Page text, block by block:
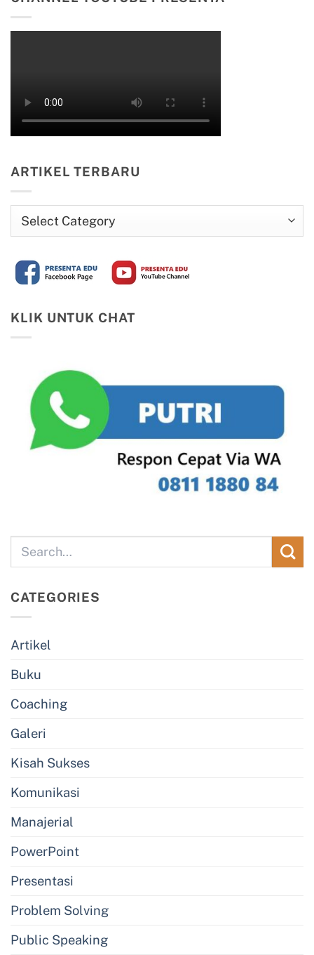
ARTIKEL TERBARU
Terbaru
KLIK UNTUK CHAT
CATEGORIES
Artikel
Buku
Coaching
Galeri
Kisah Sukses
Komunikasi
Manajerial
PowerPoint
Presentasi
Problem Solving
Public Speaking